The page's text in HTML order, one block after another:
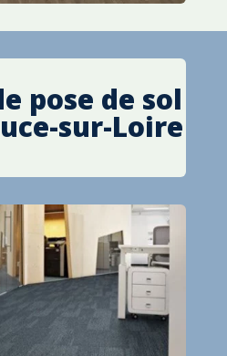
pose de sol
sur-Loire